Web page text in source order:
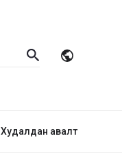
Худалдан авалт